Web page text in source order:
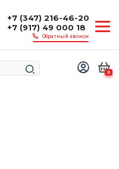
+7 (347) 216-46-20
+7 (917) 49 000 18
Обратный звонок
0